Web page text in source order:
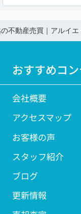
不動産売買｜アルイ
おすすめコ
会社概要
アクセスマップ
お客様の声
スタッフ紹介
ブログ
更新情報